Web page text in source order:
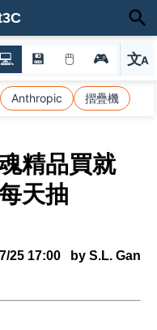
💻 💾 🖱 🎮 文A
選
Anthropic 摺疊機
精品買就
天抽
25 17:00 by S.L. Gan